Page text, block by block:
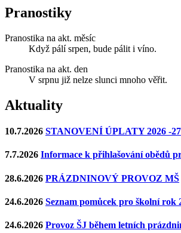
Pranostiky
Pranostika na akt. měsíc
Když pálí srpen, bude pálit i víno.
Pranostika na akt. den
V srpnu již nelze slunci mnoho věřit.
Aktuality
10.7.2026 STANOVENÍ ÚPLATY 2026 -27
7.7.2026 Informace k přihlašování obědů
28.6.2026 PRÁZDNINOVÝ PROVOZ MŠ
24.6.2026 Seznam pomůcek pro školní rok
24.6.2026 Provoz ŠJ během letních